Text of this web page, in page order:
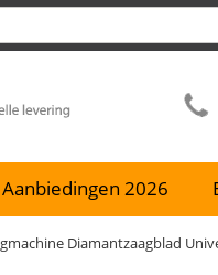
2026
Diamantzaagblad